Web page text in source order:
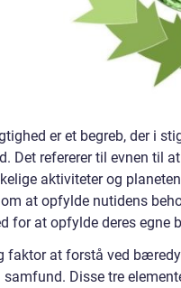
er et begreb, der i
Det refererer til evnen til
aktiviteter og
at opfylde nutidens
for at opfylde deres egne
faktor at forstå ved
Disse tre